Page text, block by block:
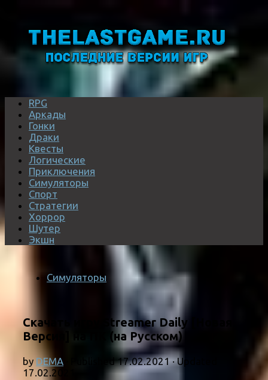
RPG
Аркады
Гонки
Драки
Квесты
Логические
Приключения
Симуляторы
Спорт
Стратегии
Хоррор
Шутер
Экшн
Симуляторы
Скачать игру Streamer Daily [Новая
Версия] на ПК (на Русском)
by DEMA · Published17.02.2021· Updated
17.02.2021